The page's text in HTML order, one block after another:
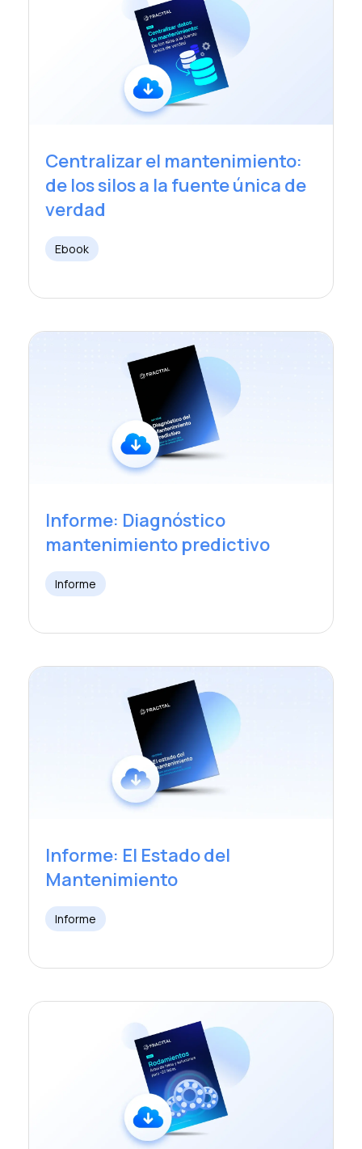
Centralizar el mantenimiento:
de los silos a la fuente única de
verdad
Ebook
Informe: Diagnóstico
mantenimiento predictivo
Informe
Informe: El Estado del
Mantenimiento
Informe